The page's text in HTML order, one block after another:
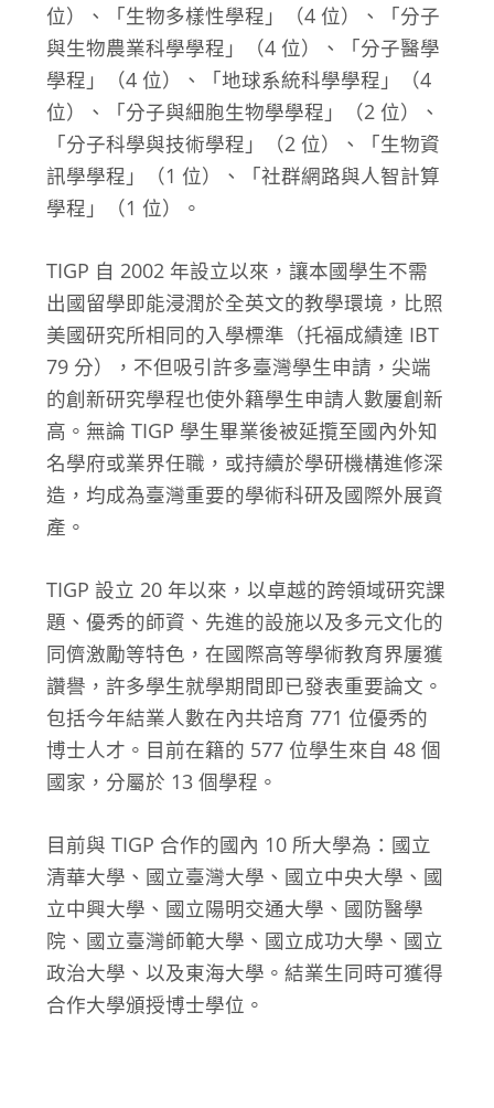
位）、「生物多樣性學程」（4 位）、「分子
與生物農業科學學程」（4 位）、「分子醫學
學程」（4 位）、「地球系統科學學程」（4
位）、「分子與細胞生物學學程」（2 位）、
「分子科學與技術學程」（2 位）、「生物資
訊學學程」（1 位）、「社群網路與人智計算
學程」（1 位）。
TIGP 自 2002 年設立以來，讓本國學生不需
出國留學即能浸潤於全英文的教學環境，比照
美國研究所相同的入學標準（托福成績達 IBT
79 分），不但吸引許多臺灣學生申請，尖端
的創新研究學程也使外籍學生申請人數屢創新
高。無論 TIGP 學生畢業後被延攬至國內外知
名學府或業界任職，或持續於學研機構進修深
造，均成為臺灣重要的學術科研及國際外展資
產。
TIGP 設立 20 年以來，以卓越的跨領域研究課
題、優秀的師資、先進的設施以及多元文化的
同儕激勵等特色，在國際高等學術教育界屢獲
讚譽，許多學生就學期間即已發表重要論文。
包括今年結業人數在內共培育 771 位優秀的
博士人才。目前在籍的 577 位學生來自 48 個
國家，分屬於 13 個學程。
目前與 TIGP 合作的國內 10 所大學為：國立
清華大學、國立臺灣大學、國立中央大學、國
立中興大學、國立陽明交通大學、國防醫學
院、國立臺灣師範大學、國立成功大學、國立
政治大學、以及東海大學。結業生同時可獲得
合作大學頒授博士學位。